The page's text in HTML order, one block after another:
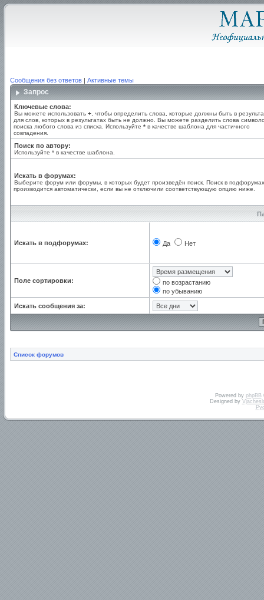
Сообщения без ответов | Активные темы
Запрос
Ключевые слова:
Вы можете использовать + , чтобы определить слова, которые должны быть в
для слов, которых в результатах быть не должно. Вы можете разделить слова
поиска любого слова из списка. Используйте * в качестве шаблона для частичного
совпадения.
Поиск по автору:
Используйте * в качестве шаблона.
Искать в форумах:
Выберите форум или форумы, в которых будет произведён поиск. Поиск в подфорумах
производится автоматически, если вы не отключили соответствующую опцию ниже.
Искать в подфорумах: Да Нет
Поле сортировки:
по возрастанию
по убыванию
Искать сообщения за:
Список форумов
Powered by phpBB
Designed by